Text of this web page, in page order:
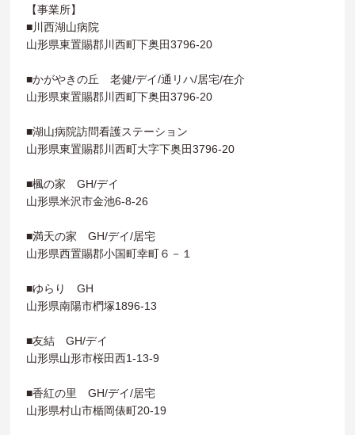
【事業所】
■川西湖山病院
山形県東置賜郡川西町下奥田3796-20
■かがやきの丘 老健/デイ/通リハ/居宅/在介
山形県東置賜郡川西町下奥田3796-20
■湖山病院訪問看護ステーション
山形県東置賜郡川西町大字下奥田3796-20
■楓の家 GH/デイ
山形県米沢市金池6-8-26
■満天の家 GH/デイ/居宅
山形県西置賜郡小国町幸町６－１
■ゆらり GH
山形県南陽市椚塚1896-13
■友結 GH/デイ
山形県山形市桜田西1-13-9
■香紅の里 GH/デイ/居宅
山形県村山市楯岡俵町20-19